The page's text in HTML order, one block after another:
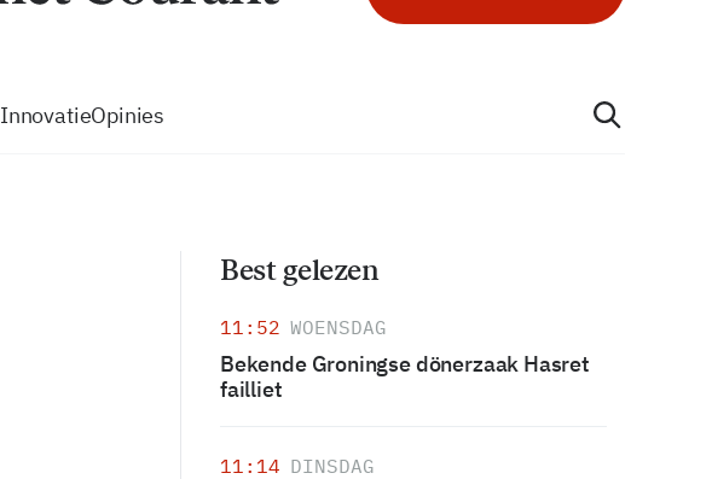
InnovatieOpinies
Best gelezen
11:52 WOENSDAG
Bekende Groningse dönerzaak Hasret
failliet
11:14 DINSDAG